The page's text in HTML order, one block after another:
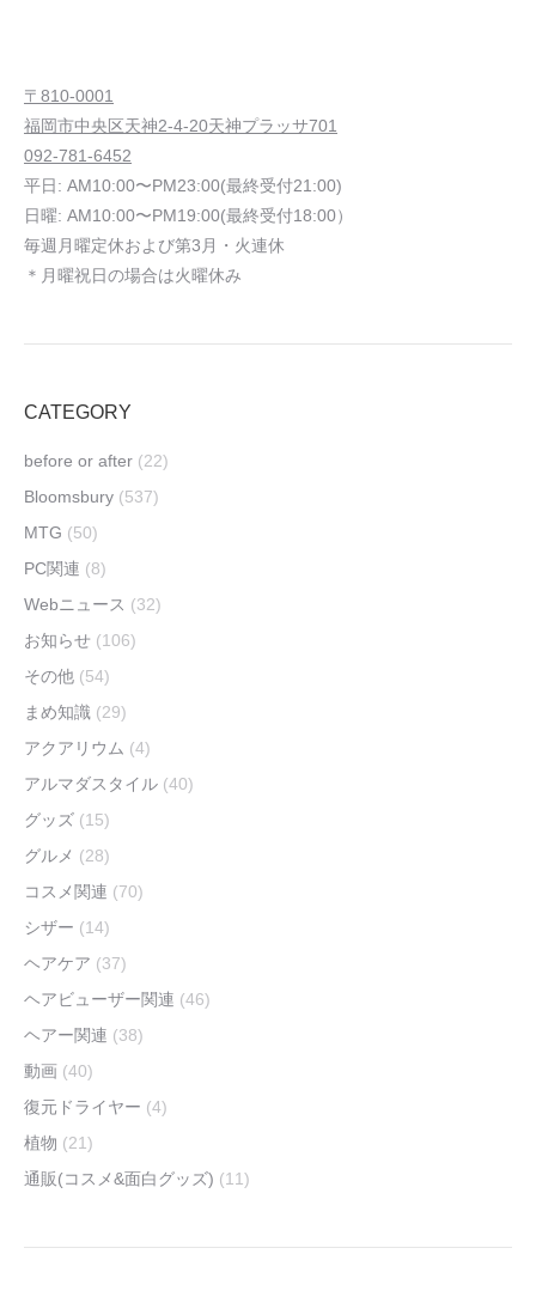
〒810-0001
福岡市中央区天神2-4-20天神プラッサ701
092-781-6452
平日: AM10:00〜PM23:00(最終受付21:00)
日曜: AM10:00〜PM19:00(最終受付18:00）
毎週月曜定休および第3月・火連休
＊月曜祝日の場合は火曜休み
CATEGORY
before or after (22)
Bloomsbury (537)
MTG (50)
PC関連 (8)
Webニュース (32)
お知らせ (106)
その他 (54)
まめ知識 (29)
アクアリウム (4)
アルマダスタイル (40)
グッズ (15)
グルメ (28)
コスメ関連 (70)
シザー (14)
ヘアケア (37)
ヘアビューザー関連 (46)
ヘアー関連 (38)
動画 (40)
復元ドライヤー (4)
植物 (21)
通販(コスメ&面白グッズ) (11)